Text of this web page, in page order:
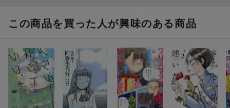
この商品を買った人が興味のある商品